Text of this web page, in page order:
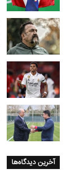
آخرین دیدگاه‌ها